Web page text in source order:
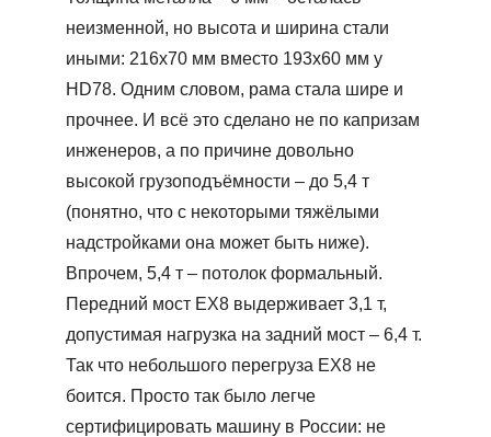
неизменной, но высота и ширина стали
иными: 216х70 мм вместо 193х60 мм у
HD78. Одним словом, рама стала шире и
прочнее. И всё это сделано не по капризам
инженеров, а по причине довольно
высокой грузоподъёмности – до 5,4 т
(понятно, что с некоторыми тяжёлыми
надстройками она может быть ниже).
Впрочем, 5,4 т – потолок формальный.
Передний мост ЕХ8 выдерживает 3,1 т,
допустимая нагрузка на задний мост – 6,4 т.
Так что небольшого перегруза ЕХ8 не
боится. Просто так было легче
сертифицировать машину в России: не